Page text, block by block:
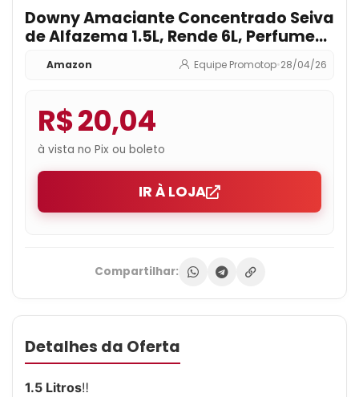
Downy Amaciante Concentrado Seiva
de Alfazema 1.5L, Rende 6L, Perfume
Amazon Equipe Promotop•28/04/26
R$ 20,04
à vista no Pix ou boleto
IR À LOJA
Compartilhar:
Detalhes da Oferta
1.5 Litros‼